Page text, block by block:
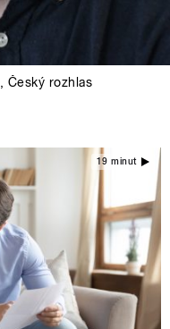
, Český rozhlas
19 minut